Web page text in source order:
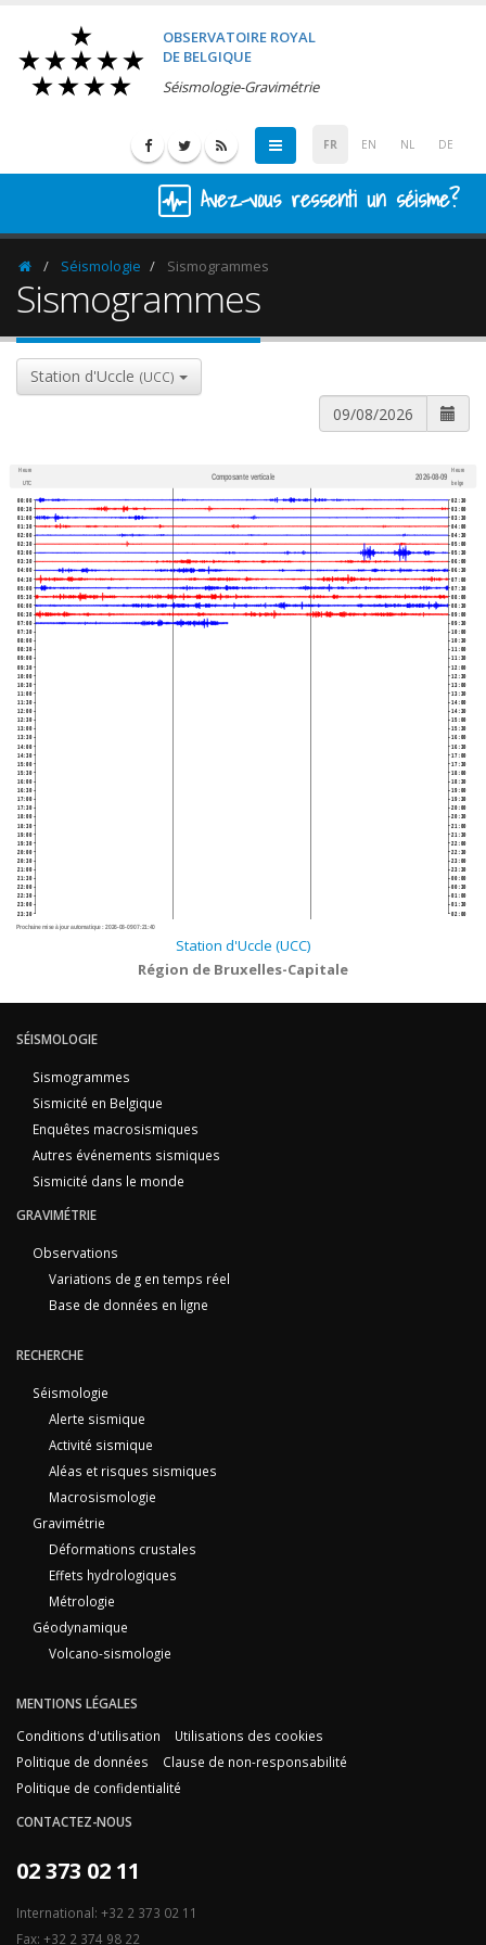
OBSERVATOIRE ROYAL
DE BELGIQUE
Séismologie-Gravimétrie
FR EN NL DE
Avez-vous ressenti un séisme?
HomepageSéismologie Sismogrammes
Sismogrammes
Station d'Uccle (UCC)
Heure
UTC
Composante verticale 2026-08-09
Heure
belge
00:00
00:30
01:00
01:30
02:00
02:30
03:00
03:30
04:00
04:30
05:00
05:30
06:00
06:30
07:00
07:30
08:00
08:30
09:00
09:30
10:00
10:30
11:00
11:30
12:00
12:30
13:00
13:30
14:00
14:30
15:00
15:30
16:00
16:30
17:00
17:30
18:00
18:30
19:00
19:30
20:00
20:30
21:00
21:30
22:00
22:30
23:00
23:30
02:30
03:00
03:30
04:00
04:30
05:00
05:30
06:00
06:30
07:00
07:30
08:00
08:30
09:00
09:30
10:00
10:30
11:00
11:30
12:00
12:30
13:00
13:30
14:00
14:30
15:00
15:30
16:00
16:30
17:00
17:30
18:00
18:30
19:00
19:30
20:00
20:30
21:00
21:30
22:00
22:30
23:00
23:30
00:00
00:30
01:00
01:30
02:00
Prochaine mise à jour automatique :2026-08-09 07:21:40
Station d'Uccle (UCC)
Région de Bruxelles-Capitale
SÉISMOLOGIE
Sismogrammes
Sismicité en Belgique
Enquêtes macrosismiques
Autres événements sismiques
Sismicité dans le monde
GRAVIMÉTRIE
Observations
Variations de g en temps réel
Base de données en ligne
RECHERCHE
Séismologie
Alerte sismique
Activité sismique
Aléas et risques sismiques
Macrosismologie
Gravimétrie
Déformations crustales
Effets hydrologiques
Métrologie
Géodynamique
Volcano-sismologie
MENTIONS LÉGALES
Conditions d'utilisation
Utilisations des cookies
Politique de données
Clause de non-responsabilité
Politique de confidentialité
CONTACTEZ-NOUS
02 373 02 11
International: +32 2 373 02 11
Fax: +32 2 374 98 22